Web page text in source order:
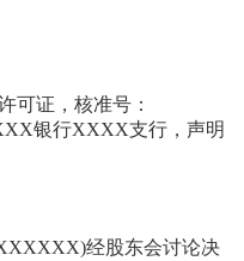
可证，核准号：
银行XXXX支行，声明
经股东会讨论决